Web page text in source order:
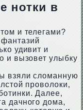
нотки в
и телегами?
удивит и
и вызовет улыбку
взяли сломанную
проволоки,
Далее,
дачного дома,